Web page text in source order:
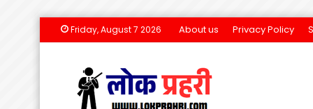
Friday, August 7 2026 About us Privacy Policy